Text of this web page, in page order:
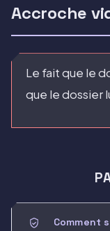
Accroche
Le fait que le
que le dossier
Comment